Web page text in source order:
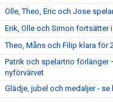
Olle, Theo, Eric och Jose
Erik, Olle och Simon fortsätter
Theo, Måns och Filip klara för
Patrik och spelartrio förlänger
nyförvärvet
Glädje, jubel och medaljer -